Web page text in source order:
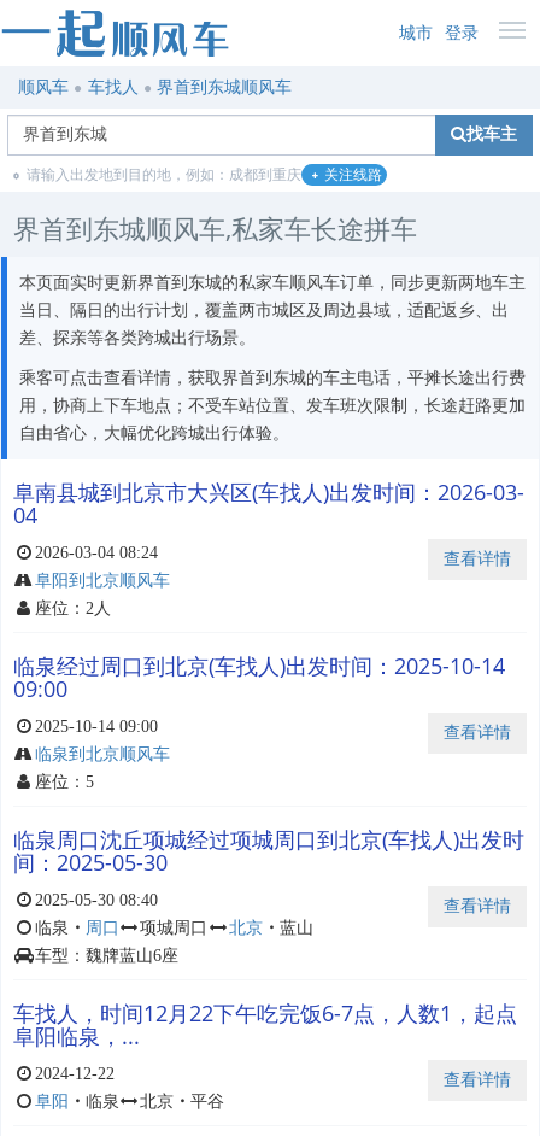
城市 登录
顺风车 车找人 界首到东城顺风车
找车主
请输入出发地到目的地，例如：成都到重庆 关注线路
界首到东城顺风车,私家车长途拼车
本页面实时更新界首到东城的私家车顺风车订单，同步更新两地车主
当日、隔日的出行计划，覆盖两市城区及周边县域，适配返乡、出
差、探亲等各类跨城出行场景。
乘客可点击查看详情，获取界首到东城的车主电话，平摊长途出行费
用，协商上下车地点；不受车站位置、发车班次限制，长途赶路更加
自由省心，大幅优化跨城出行体验。
阜南县城到北京市大兴区(车找人)出发时间：2026-03-
04
查看详情
2026-03-04 08:24
阜阳到北京顺风车
座位：2人
临泉经过周口到北京(车找人)出发时间：2025-10-14
09:00
查看详情
2025-10-14 09:00
临泉到北京顺风车
座位：5
临泉周口沈丘项城经过项城周口到北京(车找人)出发时
间：2025-05-30
查看详情
2025-05-30 08:40
临泉 ・ 周口 项城周口 北京・ 蓝山
车型：魏牌蓝山6座
车找人，时间12月22下午吃完饭6-7点，人数1，起点
阜阳临泉，...
查看详情
2024-12-22
阜阳 ・ 临泉 北京 ・ 平谷